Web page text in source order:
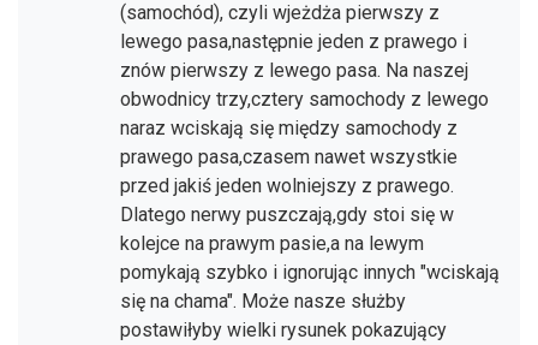
(samochód), czyli wjeżdża pierwszy z
lewego pasa,następnie jeden z prawego i
znów pierwszy z lewego pasa. Na naszej
obwodnicy trzy,cztery samochody z lewego
naraz wciskają się między samochody z
prawego pasa,czasem nawet wszystkie
przed jakiś jeden wolniejszy z prawego.
Dlatego nerwy puszczają,gdy stoi się w
kolejce na prawym pasie,a na lewym
pomykają szybko i ignorując innych "wciskają
się na chama". Może nasze służby
postawiłyby wielki rysunek pokazujący